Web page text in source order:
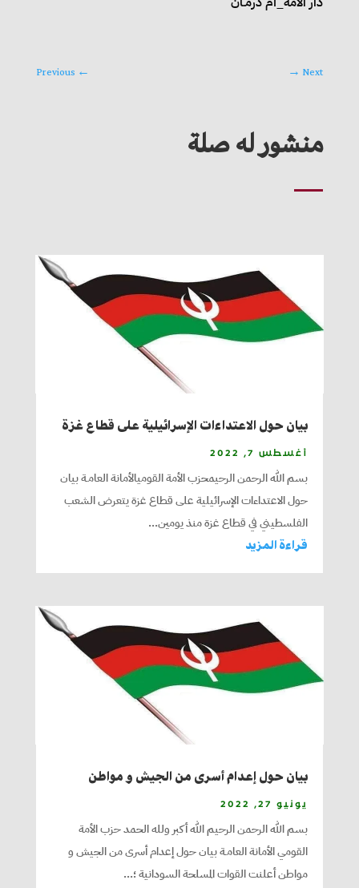
←
Previous Next
→
منشور له صلة
بيان حول الاعتداءات الإسرائيلية على قطاع غزة
أغسطس 7, 2022
بسم الله الرحمن الرحيمحزب الأمة القوميالأمانة العامـة بيان
حول الاعتداءات الإسرائيلية على قطاع غزة يتعرض الشعب
الفلسطيني في قطاع غزة منذ يومين...
قراءة المزيد
بيان حول إعدام أسرى من الجيش و مواطن
يونيو 27, 2022
بسم الله الرحمن الرحيم الله أكبر ولله الحمد حزب الأمة
القومي الأمانة العامـة بيان حول إعدام أسرى من الجيش و
مواطن أعلنت القوات المسلحة السودانية ؛...